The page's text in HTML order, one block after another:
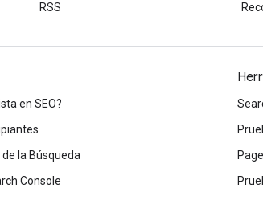
RSS
en SEO?
la Búsqueda
Console